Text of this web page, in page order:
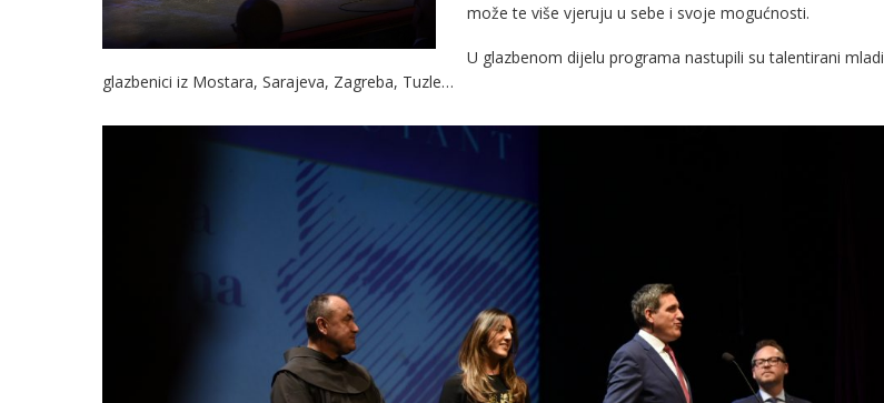
može te više vjeruju u sebe i svoje mogućnosti.
U glazbenom dijelu programa nastupili su talentirani mladi
glazbenici iz Mostara, Sarajeva, Zagreba, Tuzle…